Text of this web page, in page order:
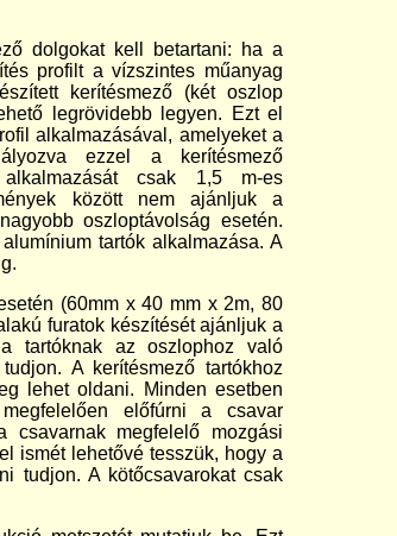
dolgokat kell betartani: ha a
profilt a vízszintes műanyag
kerítésmező (két oszlop
legrövidebb legyen. Ezt el
alkalmazásával, amelyeket a
ezzel a kerítésmező
csak 1,5 m-es
között nem ajánljuk a
oszloptávolság esetén.
tartók alkalmazása. A
(60mm x 40 mm x 2m, 80
furatok készítését ajánljuk a
tartóknak az oszlophoz való
A kerítésmező tartókhoz
lehet oldani. Minden esetben
előfúrni a csavar
csavarnak megfelelő mozgási
ismét lehetővé tesszük, hogy a
tudjon. A kötőcsavarokat csak